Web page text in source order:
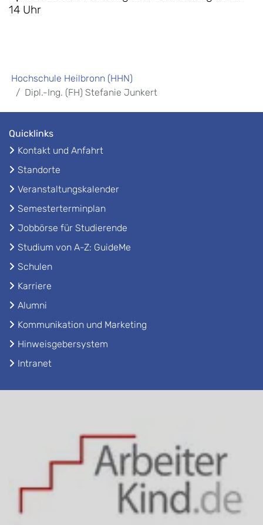
14 Uhr
Hochschule Heilbronn (HHN)
Dipl.-Ing. (FH) Stefanie Junkert
Quicklinks
Kontakt und Anfahrt
Standorte
Veranstaltungskalender
Semesterterminplan
Jobbörse für Studierende
Studium von A-Z: GuideMe
Schulen
Karriere
Alumni
Kommunikation und Marketing
Hinweisgebersystem
Intranet